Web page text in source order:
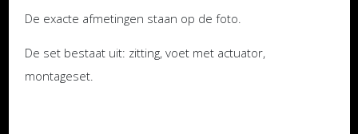
De exacte afmetingen staan ​​op de foto.
De set bestaat uit: zitting, voet met actuator,
montageset.